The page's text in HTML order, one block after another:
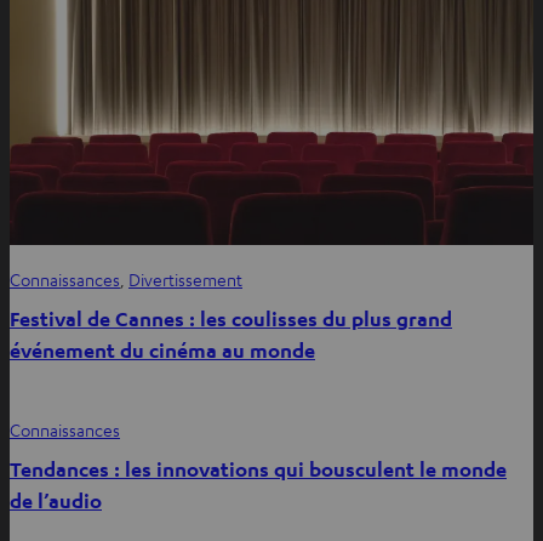
Connaissances Divertissement
Festival de Cannes : les coulisses du plus grand
événement du cinéma au monde
Connaissances
Tendances : les innovations qui bousculent le monde
de l’audio